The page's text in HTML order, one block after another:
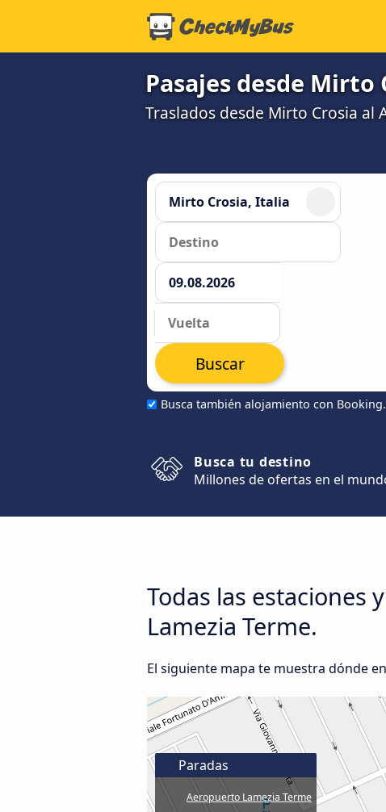
Pasajes desde Mirto
Traslados desde Mirto Crosia
Busca también alojamiento con
Buscar
Busca tu destino
Millones de ofertas en el
Todas las estaciones
Lamezia Terme.
El siguiente mapa te muestra dónde
Paradas
Aeropuerto Lamezia Terme